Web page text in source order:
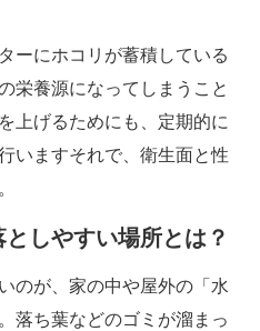
ーにホコリが蓄積している
栄養源になってしまうこと
上げるためにも、定期的に
いますそれで、衛生面と性
しやすい場所とは？
のが、家の中や屋外の「水
落ち葉などのゴミが溜まっ